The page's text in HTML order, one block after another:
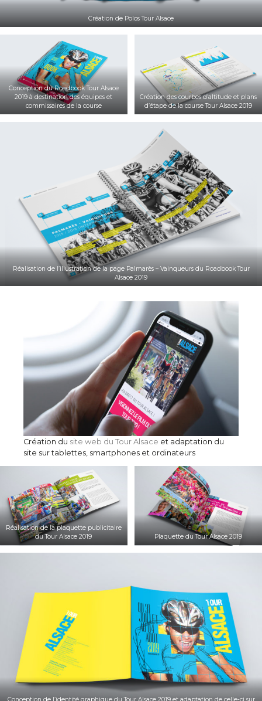
Création de Polos Tour Alsace
Conception du Roadbook Tour Alsace
2019 à destination des équipes et
commissaires de la course
Création des courbes d’altitude et plans
d’étape de la course Tour Alsace 2019
Réalisation de l’illustration de la page Palmarès – Vainqueurs du Roadbook Tour
Alsace 2019
Création du site web du Tour Alsace et adaptation du
site sur tablettes, smartphones et ordinateurs
Réalisation de la plaquette publicitaire
du Tour Alsace 2019
Plaquette du Tour Alsace 2019